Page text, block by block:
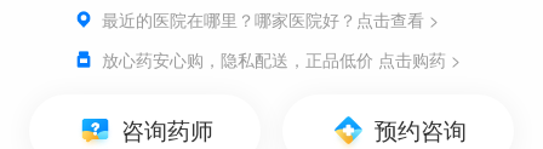
最近的医院在哪里？哪家医院好？点击查看 >
放心药安心购，隐私配送，正品低价 点击购药 >
咨询药师 预约咨询